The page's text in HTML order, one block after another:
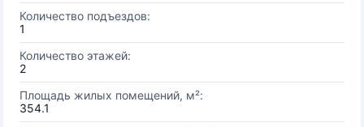
Количество подъездов:
1
Количество этажей:
2
Площадь жилых помещений, м²:
354.1